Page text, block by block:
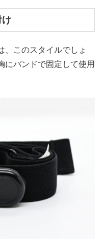
け
、このスタイルでしょ
にバンドで固定して使用